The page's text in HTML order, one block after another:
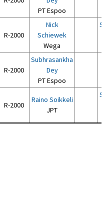
PT Espoo
R-2000
Nick
Schiewek
Wega
R-2000
Subhrasankha
Dey
PT Espoo
R-2000
Raino Soikkeli
JPT